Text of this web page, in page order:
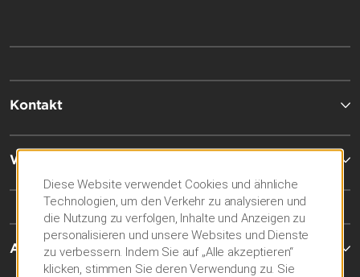
Kontakt
Wyndham Business
Allgemeine Geschäftsbedingungen
Diese Website verwendet Cookies und ähnliche
Technologien, um den Verkehr zu analysieren und
die Nutzung zu verfolgen, Inhalte und Anzeigen zu
personalisieren und unsere Websites und Dienste
zu verbessern. Indem Sie auf „Alle akzeptieren“
klicken, stimmen Sie deren Verwendung zu. Sie